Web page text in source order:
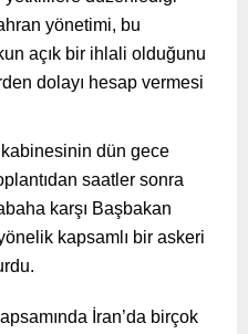
yönetimi, bu
açık bir ihlali olduğunu
dolayı hesap vermesi
kabinesinin dün gece
saatler sonra
karşı Başbakan
kapsamlı bir askeri
İran’da birçok